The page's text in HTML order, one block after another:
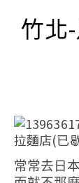
竹北
常常去日